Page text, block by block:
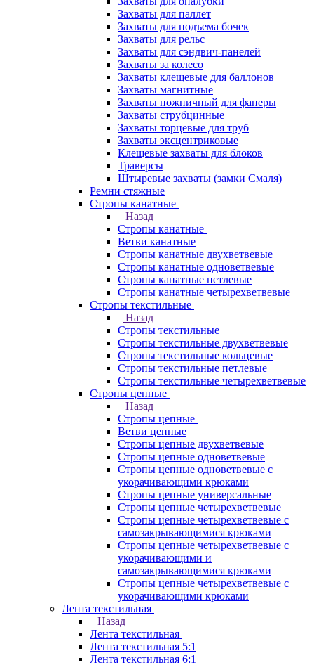
Захваты для паллет
Захваты для подъема бочек
Захваты для рельс
Захваты для сэндвич-панелей
Захваты за колесо
Захваты клещевые для баллонов
Захваты магнитные
Захваты ножничный для фанеры
Захваты струбцинные
Захваты торцевые для труб
Захваты эксцентриковые
Клещевые захваты для блоков
Траверсы
Штыревые захваты (замки Смаля)
Ремни стяжные
Стропы канатные
Назад
Стропы канатные
Ветви канатные
Стропы канатные двухветвевые
Стропы канатные одноветвевые
Стропы канатные петлевые
Стропы канатные четырехветвевые
Стропы текстильные
Назад
Стропы текстильные
Стропы текстильные двухветвевые
Стропы текстильные кольцевые
Стропы текстильные петлевые
Стропы текстильные четырехветвевые
Стропы цепные
Назад
Стропы цепные
Ветви цепные
Стропы цепные двухветвевые
Стропы цепные одноветвевые
Стропы цепные одноветвевые с
укорачивающими крюками
Стропы цепные универсальные
Стропы цепные четырехветвевые
Стропы цепные четырехветвевые с
самозакрывающимися крюками
Стропы цепные четырехветвевые с
укорачивающими и
самозакрывающимися крюками
Стропы цепные четырехветвевые с
укорачивающими крюками
Лента текстильная
Назад
Лента текстильная
Лента текстильная 5:1
Лента текстильная 6:1